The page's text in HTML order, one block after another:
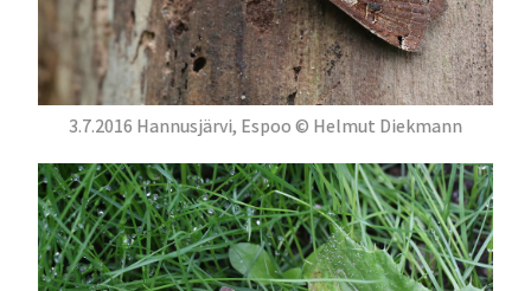
3.7.2016 Hannusjärvi, Espoo © Helmut Diekmann